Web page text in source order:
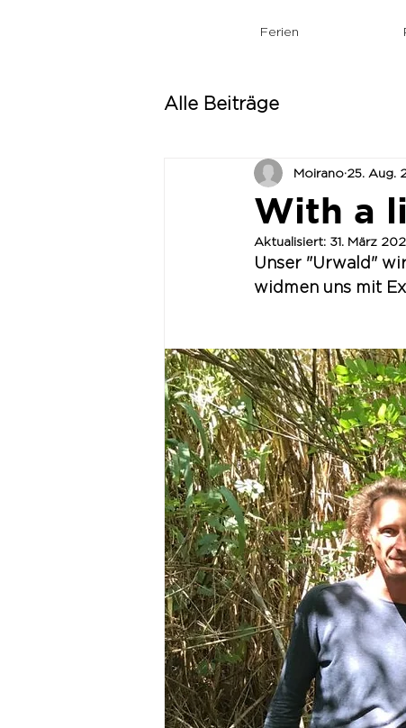
Ferien
Alle Beiträge
With a
Moirano 25. Aug.
Aktualisiert: 31. März
Unser "Urwald"
widmen uns mit